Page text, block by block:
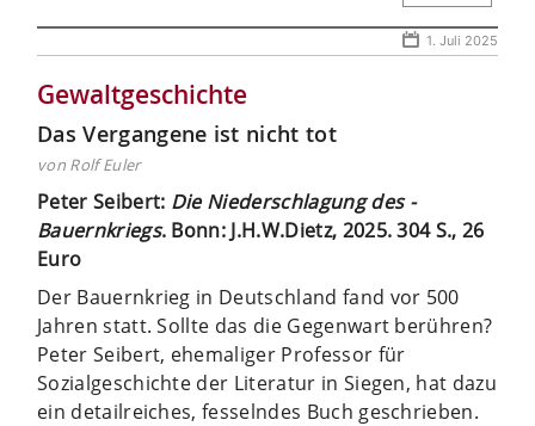
1. Juli 2025
Gewaltgeschichte
Das Vergangene ist nicht tot
von Rolf Euler
Peter Seibert: Die Niederschlagung des ­
Bauernkriegs. Bonn: J.H.W.Dietz, 2025. 304 S., 26
Euro
Der Bauernkrieg in Deutschland fand vor 500
Jahren statt. Sollte das die Gegenwart berühren?
Peter Seibert, ehemaliger Professor für
Sozialgeschichte der Literatur in Siegen, hat dazu
ein detailreiches, fesselndes Buch geschrieben.